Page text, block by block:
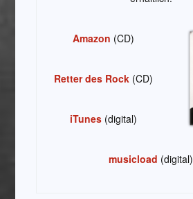
Amazon (CD)
Retter des Rock(CD)
iTunes(digital)
musicload (digital)